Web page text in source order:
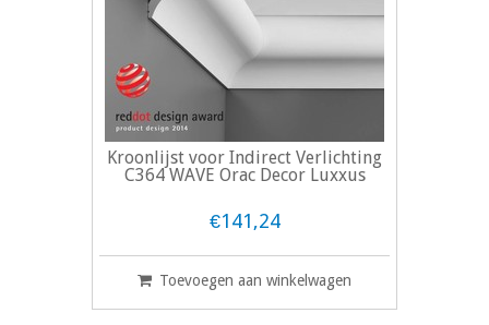
Kroonlijst voor Indirect Verlichting
C364 WAVE Orac Decor Luxxus
€141,24
Toevoegen aan winkelwagen